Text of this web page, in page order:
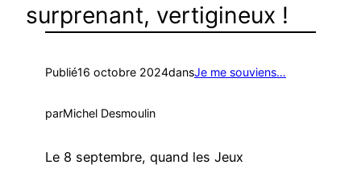
surprenant, vertigineux !
Publié16 octobre 2024dansJe me souviens…
parMichel Desmoulin
Le 8 septembre, quand les Jeux